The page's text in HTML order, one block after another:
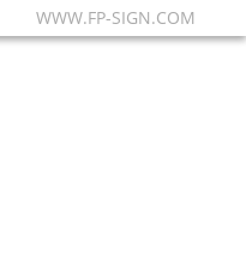
WWW.FP-SIGN.COM